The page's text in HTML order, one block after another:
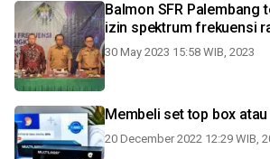
Balmon SFR Palembang
izin spektrum frekuensi
30 May 2023 15:58 WIB, 2023
Membeli set top box
20 December 2022 12:29 WIB,